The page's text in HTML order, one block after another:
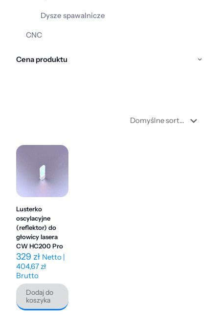
Dysze spawalnicze
CNC
Cena produktu
Lusterko
oscylacyjne
(reflektor) do
głowicy lasera
CW HC200 Pro
329 zł Netto |
404,67zł
Brutto
Dodaj do
koszyka